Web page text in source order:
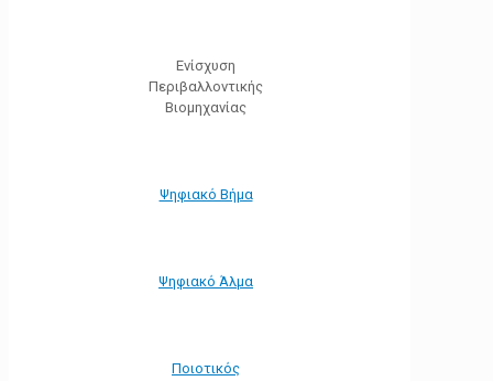
Ενίσχυση
Περιβαλλοντικής
Βιομηχανίας
Ψηφιακό Βήμα
Ψηφιακό Άλμα
Ποιοτικός